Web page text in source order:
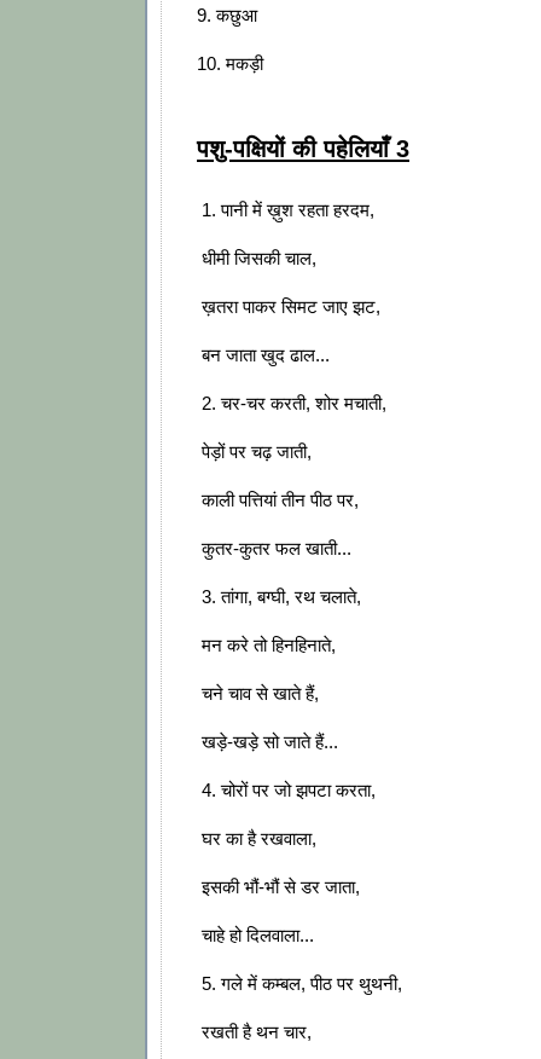
9. कछुआ
10. मकड़ी
पशु-पक्षियों की पहेलियाँ 3
1. पानी में ख़ुश रहता हरदम,
धीमी जिसकी चाल,
ख़तरा पाकर सिमट जाए झट,
बन जाता खुद ढाल...
2. चर-चर करती, शोर मचाती,
पेड़ों पर चढ़ जाती,
काली पत्तियां तीन पीठ पर,
कुतर-कुतर फल खाती...
3. तांगा, बग्घी, रथ चलाते,
मन करे तो हिनहिनाते,
चने चाव से खाते हैं,
खड़े-खड़े सो जाते हैं...
4. चोरों पर जो झपटा करता,
घर का है रखवाला,
इसकी भौं-भौं से डर जाता,
चाहे हो दिलवाला...
5. गले में कम्बल, पीठ पर थुथनी,
रखती है थन चार,